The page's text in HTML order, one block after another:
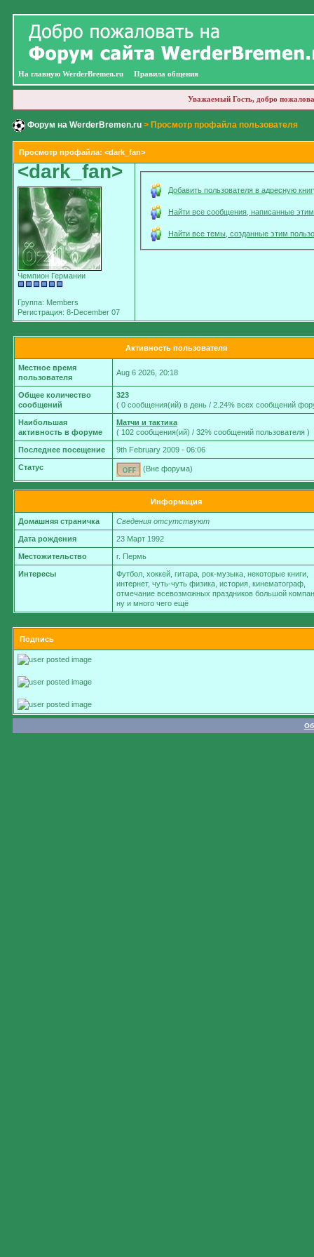
На главную WerderBremen.ru Правила общения
Уважаемый Гость, добро
Форум на WerderBremen.ru> Просмотр профайла пользователя
Просмотр профайла: <dark_fan>
<dark_fan>
Чемпион Германии
Группа: Members
Регистрация: 8-December 07
Добавить пользователя в адресную
Найти все сообщения, написанные
Найти все темы, созданные этим
Активность пользователя
Местное время
пользователя
Aug 6 2026, 20:18
Общее количество
сообщений
323
( 0 сообщения(ий) в день / 2.24% всех сообщений
Наибольшая
активность в форуме
Матчи и тактика
( 102 сообщения(ий) / 32% сообщений пользователя )
Последнее посещение 9th February 2009 - 06:06
Статус (Вне форума)
Информация
Домашняя страничка Сведения отсутствуют
Дата рождения 23 Март 1992
Местожительство г. Пермь
Интересы
Футбол, хоккей, гитара, рок-музыка, некоторые книги,
интернет, чуть-чуть физика, история, кинематограф,
отмечание всевозможных праздников большой
ну и много чего ещё
Подпись